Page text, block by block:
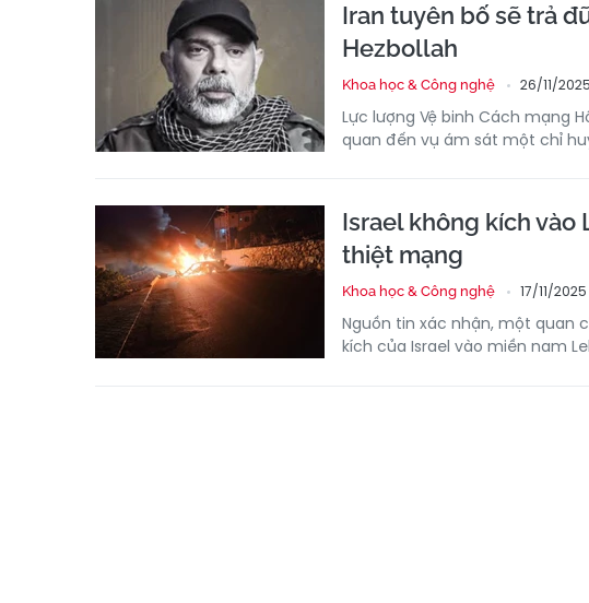
Iran tuyên bố sẽ trả
Hezbollah
Khoa học & Công nghệ 26/11/
Lực lượng Vệ binh Cách mạng
quan đến vụ ám sát một chỉ
Israel không kích vào
thiệt mạng
Khoa học & Công nghệ 17/11/2025
Nguồn tin xác nhận, một quan
kích của Israel vào miền nam